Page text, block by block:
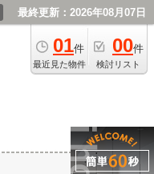
最終更新：2026年08月07日
01件
最近見た物件
00件
検討リスト